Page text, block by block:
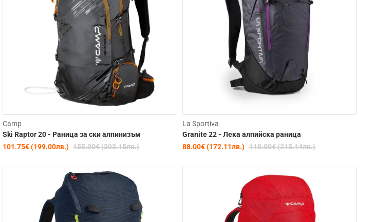
Camp
Ski Raptor 20 - Раница за ски алпинизъм
101.75€ (199.00лв.) 155.00€ (303.15лв.)
La Sportiva
Granite 22 - Лека алпийска раница
88.00€ (172.11лв.) 110.00€ (215.14лв.)